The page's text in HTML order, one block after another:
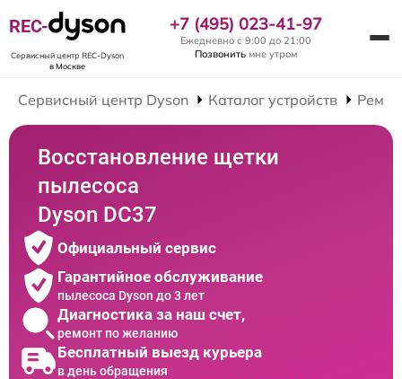
REC-
Сервисный центр REC-Dyson
в Москве
+7 (495) 023-41-97
Ежедневно с 9:00 до 21:00
Позвонить мне утром
Сервисный центр Dyson Каталог устройств
Восстановление щетки
пылесоса
Dyson DC37
Официальный сервис
Гарантийное обслуживание
пылесоса Dyson до 3 лет
Диагностика за наш счет,
ремонт по желанию
Бесплатный выезд курьера
в день обращения